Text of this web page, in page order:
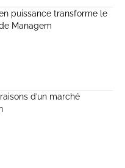
puissance transforme le
Managem
d’un marché